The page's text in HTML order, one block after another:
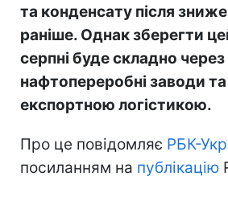
та конденсату після
раніше. Однак зберегти
серпні буде складно через
нафтопереробні заводи
експортною логістикою.
Про це повідомляє РБК-
посиланням на публікацію